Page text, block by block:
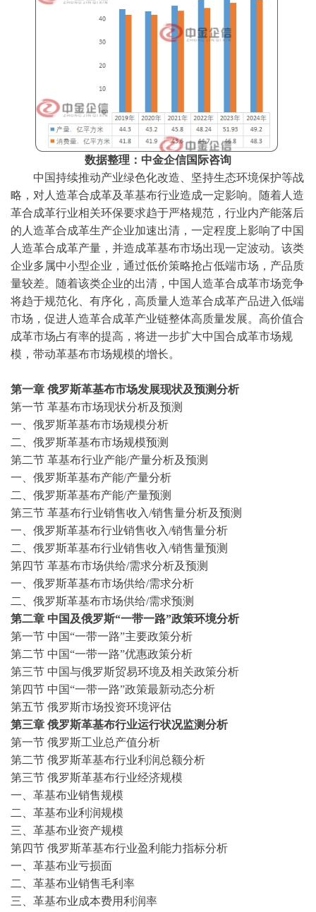
数据整理：中金企信国际咨询
中国持续推动产业绿色化改造、坚持生态环境保护等战
略，对人造革合成革及革基布行业造成一定影响。随着人造
革合成革行业相关环保要求趋于严格规范，行业内产能落后
的人造革合成革生产企业加速出清，一定程度上影响了中国
人造革合成革产量，并造成革基布市场出现一定波动。该类
企业多属中小型企业，通过低价策略抢占低端市场，产品质
量较差。随着该类企业的出清，中国人造革合成革市场竞争
将趋于规范化、有序化，高质量人造革合成革产品进入低端
市场，促进人造革合成革产业链整体高质量发展。高价值合
成革市场占有率的提高，将进一步扩大中国合成革市场规
模，带动革基布市场规模的增长。
第一章 俄罗斯革基布市场发展现状及预测分析
第一节 革基布市场现状分析及预测
一、俄罗斯革基布市场规模分析
二、俄罗斯革基布市场规模预测
第二节 革基布行业产能/产量分析及预测
一、俄罗斯革基布产能/产量分析
二、俄罗斯革基布产能/产量预测
第三节 革基布行业销售收入/销售量分析及预测
一、俄罗斯革基布行业销售收入/销售量分析
二、俄罗斯革基布行业销售收入/销售量预测
第四节 革基布市场供给/需求分析及预测
一、俄罗斯革基布市场供给/需求分析
二、俄罗斯革基布市场供给/需求预测
第二章 中国及俄罗斯“一带一路”政策环境分析
第一节 中国“一带一路”主要政策分析
第二节 中国“一带一路”优惠政策分析
第三节 中国与俄罗斯贸易环境及相关政策分析
第四节 中国“一带一路”政策最新动态分析
第五节 俄罗斯市场投资环境评估
第三章 俄罗斯革基布行业运行状况监测分析
第一节 俄罗斯工业总产值分析
第二节 俄罗斯革基布行业利润总额分析
第三节 俄罗斯革基布行业经济规模
一、革基布业销售规模
二、革基布业利润规模
三、革基布业资产规模
第四节 俄罗斯革基布行业盈利能力指标分析
一、革基布业亏损面
二、革基布业销售毛利率
三、革基布业成本费用利润率